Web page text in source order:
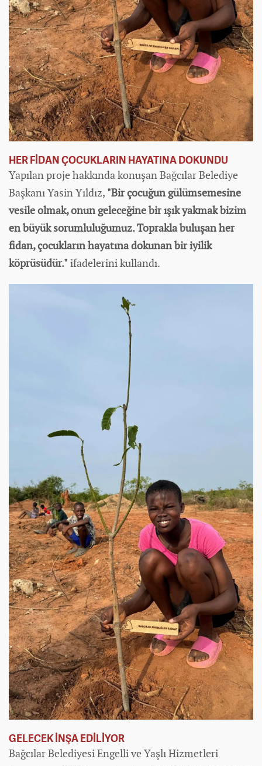
HER FİDAN ÇOCUKLARIN HAYATINA DOKUNDU
Yapılan proje hakkında konuşan Bağcılar Belediye
Başkanı Yasin Yıldız, "Bir çocuğun gülümsemesine
vesile olmak, onun geleceğine bir ışık yakmak bizim
en büyük sorumluluğumuz. Toprakla buluşan her
fidan, çocukların hayatına dokunan bir iyilik
köprüsüdür." ifadelerini kullandı.
GELECEK İNŞA EDİLİYOR
Bağcılar Belediyesi Engelli ve Yaşlı Hizmetleri